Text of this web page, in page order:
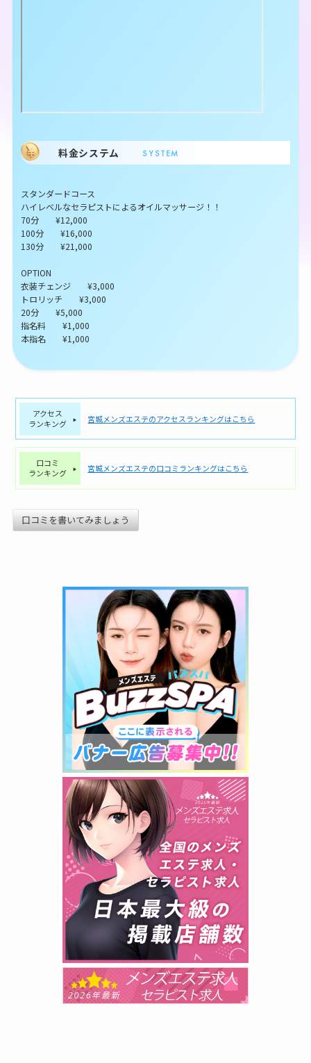
料金システム SYSTEM
スタンダードコース
ハイレベルなセラピストによるオイルマッサージ！！
70分 ¥12,000
100分 ¥16,000
130分 ¥21,000
OPTION
衣装チェンジ ¥3,000
トロリッチ ¥3,000
20分 ¥5,000
指名料 ¥1,000
本指名 ¥1,000
アクセス
ランキング
宮城メンズエステのアクセスランキングはこちら
口コミ
ランキング
宮城メンズエステの口コミランキングはこちら
口コミを書いてみましょう